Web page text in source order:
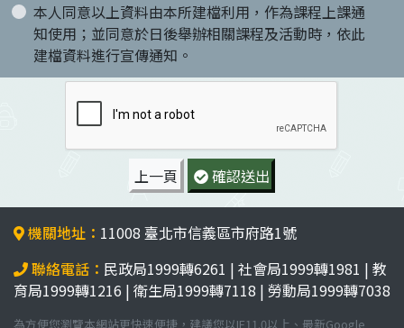
本人同意以上資料由本所建檔利用，作為課程上課通
知使用；並同意於日後舉辦相關課程及活動時，依此
建檔資料進行宣傳通知。
上一頁 確認送出
機關地址： 11008 臺北市信義區市府路1號
聯絡電話： 民政局1999轉6261 | 社會局1999轉1981 | 教
育局1999轉1216 | 衛生局1999轉7118 | 勞動局1999轉7038
為方便您瀏覽本網站更快速便捷，建議您以IE11.0以上、最新Google